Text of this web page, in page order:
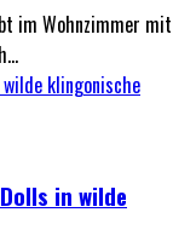
im Wohnzimmer mit
in wilde